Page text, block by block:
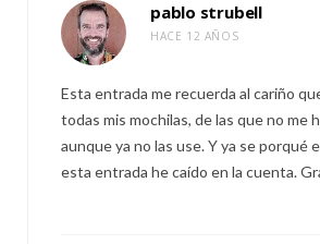
pablo strubell
HACE 12 AÑOS
Esta entrada me recuerda al cariño
todas mis mochilas, de las que no me
aunque ya no las use. Y ya se porqué
esta entrada he caído en la cuenta.